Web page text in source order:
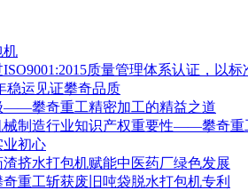
机
质量管理体系认证，以
稳运见证攀奇品质
——攀奇重工精密加工的精益之道
械制造行业知识产权重要性——攀奇重
业初心
挤水打包机赋能中医药厂绿色发展
重工斩获废旧吨袋脱水打包机专利